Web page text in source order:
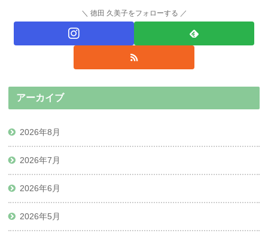
徳田 久美子をフォローする
アーカイブ
2026年8月
2026年7月
2026年6月
2026年5月